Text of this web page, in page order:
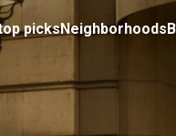
picksNeighborhoods